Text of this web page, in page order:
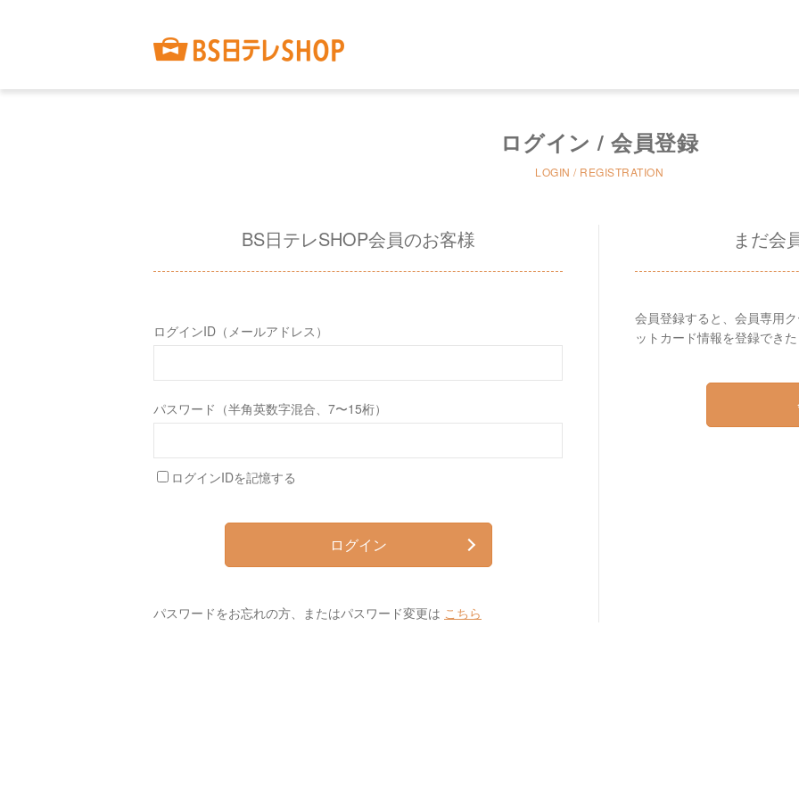
ログイン / 会員登録
LOGIN / REGISTRATION
BS日テレSHOP会員のお客様
ログインID（メールアドレス）
パスワード（半角英数字混合、7〜15桁）
ログインIDを記憶する
ログイン
パスワードをお忘れの方、またはパスワード変更は こちら
まだ会
会員登録すると、会員専用
ットカード情報を登録できた